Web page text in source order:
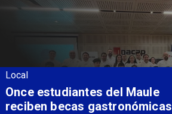
Local
Once estudiantes del Maule
reciben becas gastronómicas